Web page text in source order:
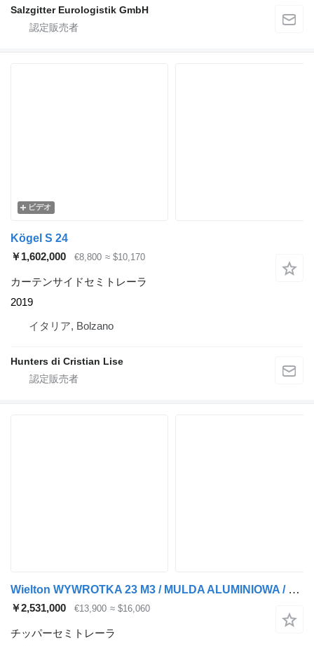
Salzgitter Eurologistik GmbH
ビデオ
Kögel S 24
￥1,602,000
€8,800 ≈ $10,170
カーテンサイドセミトレーラ
2019
イタリア, Bolzano
Hunters di Cristian Lise
Wielton WYWROTKA 23 M3 / MULDA ALUMINIOWA / OŚ PODNOSZONA
￥2,531,000 €13,900 ≈ $16,060
チッパーセミトレーラ